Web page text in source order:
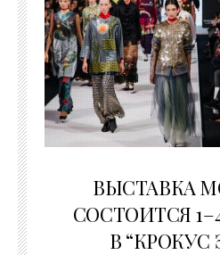
ВЫСТАВКА
СОСТОИТСЯ
В “КРОКУС